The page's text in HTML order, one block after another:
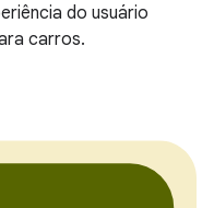
do usuário
carros.